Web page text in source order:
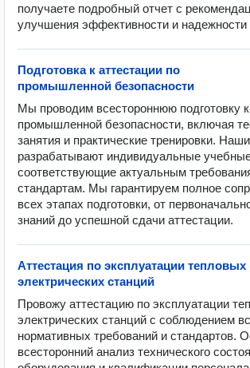
получаете подробный отчет с
улучшения эффективности и
Подготовка к аттестации по
промышленной безопасности
Мы проводим всестороннюю подготовку к
промышленной безопасности, включая
занятия и практические тренировки.
разрабатывают индивидуальные
соответствующие актуальным
стандартам. Мы гарантируем полное
всех этапах подготовки, от
знаний до успешной сдачи аттестации.
Аттестация по эксплуатации тепловых
электрических станций
Провожу аттестацию по эксплуатации
электрических станций с соблюдением
нормативных требований и стандартов.
всесторонний анализ технического